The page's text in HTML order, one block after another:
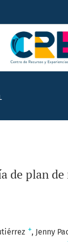
de plan
+ Jenny